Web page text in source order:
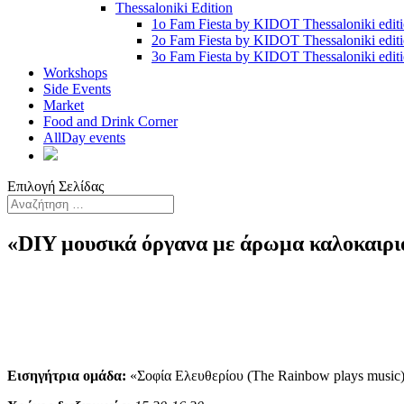
Thessaloniki Edition
1ο Fam Fiesta by KIDOT Thessaloniki
2ο Fam Fiesta by KIDOT Thessaloniki
3ο Fam Fiesta by KIDOT Thessaloniki
Workshops
Side Events
Market
Food and Drink Corner
AllDay events
Επιλογή Σελίδας
«DIY μουσικά όργανα με άρωμα
Εισηγήτρια ομάδα: «Σοφία Ελευθερίου (The Rainbow plays